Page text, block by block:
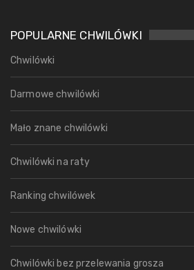
POPULARNE CHWILÓWKI
Chwilówki
Darmowe chwilówki
Mało znane chwilówki
Chwilówki na raty
Ranking chwilówek
Nowe chwilówki
Chwilówki bez przelewania grosza